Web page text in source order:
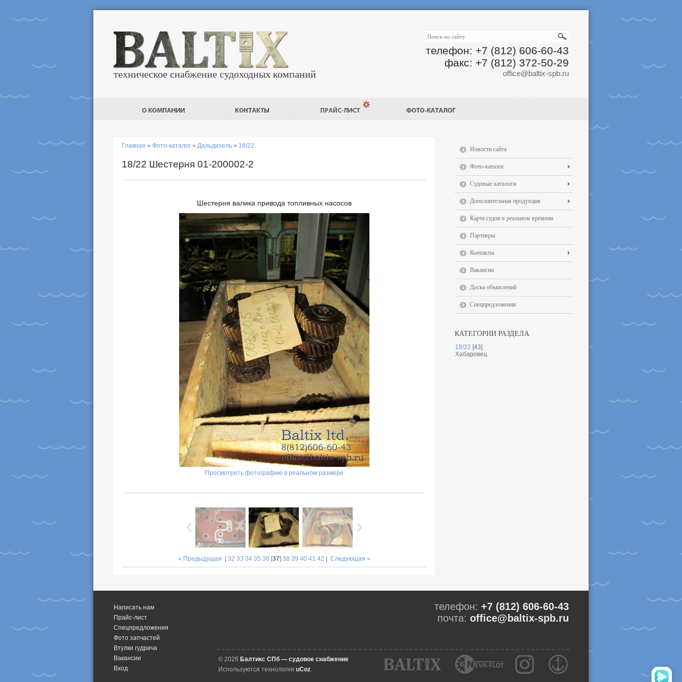
телефон: +7 (812) 606-60-43
факс: +7 (812) 372-50-29
office@baltix-spb.ru
техническое снабжение судоходных компаний
Главная » Фото-каталог » Дальдизель » 18/22
18/22 Шестерня 01-200002-2
Шестерня валика привода топливных насосов
Просмотреть фотографию в реальном размере
« Предыдущая 32 33 34 35 36 [37] 38 39 40 41 42 Следующая »
Новости сайта
Фото-каталог
Судовые каталоги
Дополнительная продукция
Карта судов в реальном времени
Партнеры
Контакты
Вакансии
Доска объявлений
Спецпредложения
КАТЕГОРИИ РАЗДЕЛА
18/22 [43]
Хабаровец
Написать нам
Прайс-лист
Спецпредложения
Фото запчастей
Втулки гудрича
Вакансии
Вход
телефон: +7 (812) 606-60-43
почта: office@baltix-spb.ru
© 2026 Балтикс СПб — судовое снабжение
Используются технологии uCoz